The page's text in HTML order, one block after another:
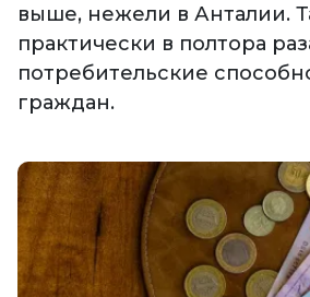
выше, нежели в Анталии.
практически в полтора
потребительские
граждан.